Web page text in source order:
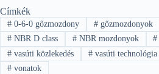
Címkék
#0-6-0 gőzmozdony #gőzmozdonyok
#NBR D class #NBR mozdonyok #
#vasúti közlekedés #vasúti technológia
#vonatok